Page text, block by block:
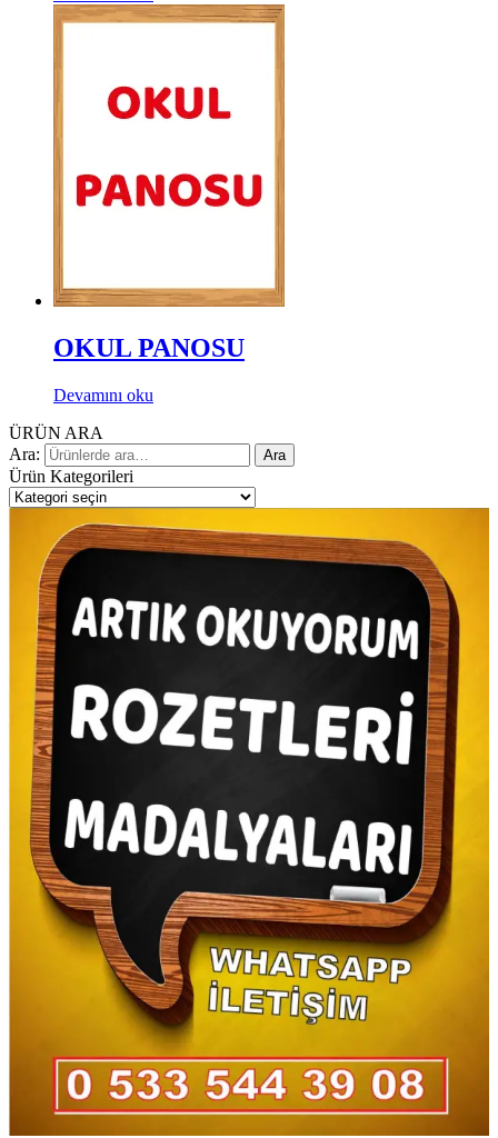
OKUL PANOSU
Devamını oku
ÜRÜN ARA
Ara:
Ara
Ürün Kategorileri